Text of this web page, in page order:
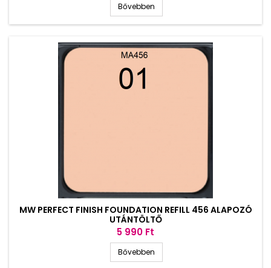
Bővebben
MW PERFECT FINISH FOUNDATION REFILL 456 ALAPOZÓ
UTÁNTÖLTŐ
Ár
5 990 Ft
Bővebben